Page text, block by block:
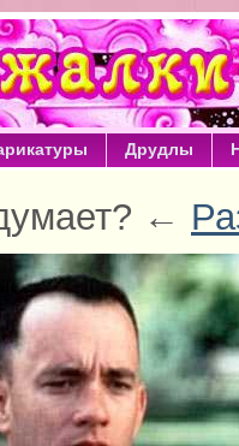
Друдлы
←